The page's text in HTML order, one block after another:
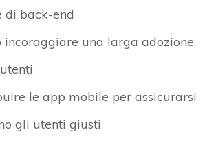
di back-end
incoraggiare una larga adozione
le app mobile per assicurarsi
gli utenti giusti